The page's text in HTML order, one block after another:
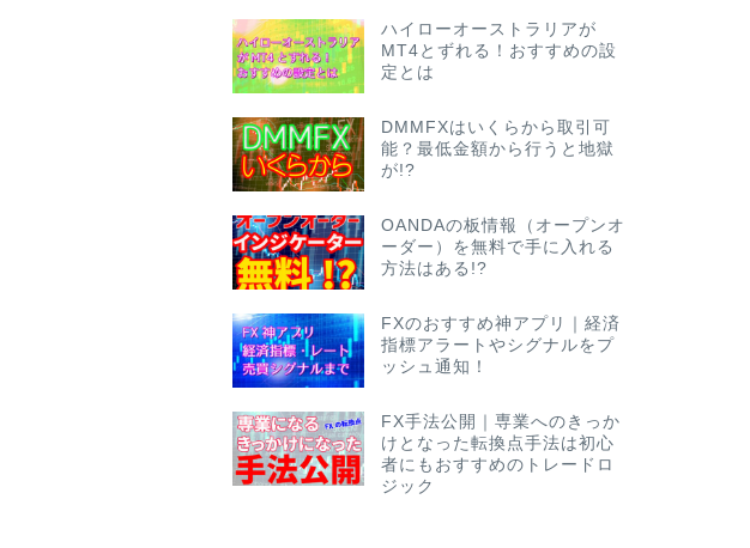
ハイローオーストラリアが
MT4とずれる！おすすめの設
定とは
DMMFXはいくらから取引可
能？最低金額から行うと地獄
が!?
OANDAの板情報（オープンオ
ーダー）を無料で手に入れる
方法はある!?
FXのおすすめ神アプリ｜経済
指標アラートやシグナルをプ
ッシュ通知！
FX手法公開｜専業へのきっか
けとなった転換点手法は初心
者にもおすすめのトレードロ
ジック